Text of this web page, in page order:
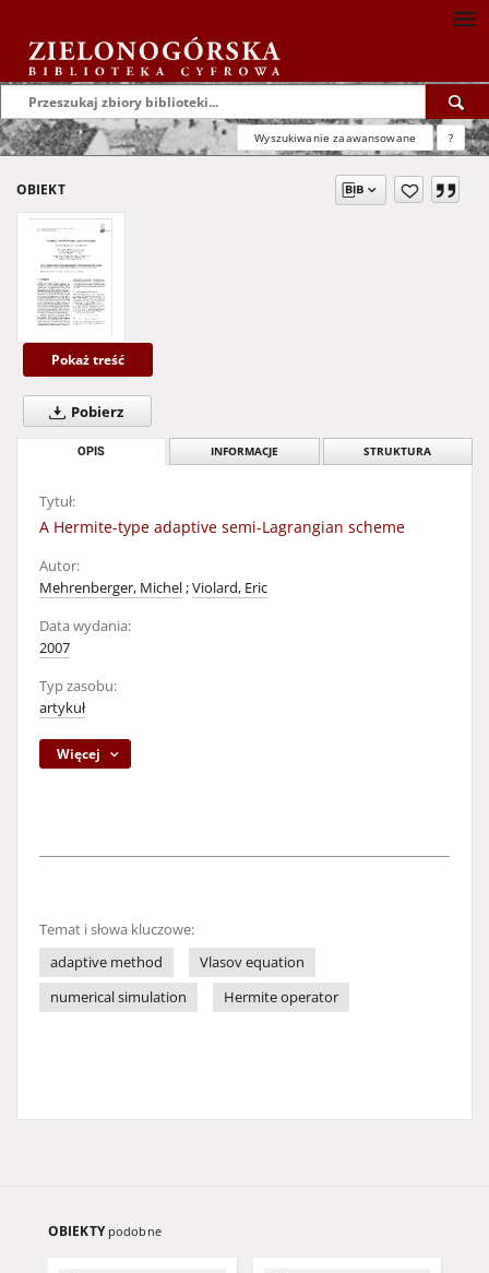
Wyszukiwanie zaawansowane ?
OBIEKT
Pokaż treść
Pobierz
OPIS INFORMACJE STRUKTURA
Tytuł:
A Hermite-type adaptive semi-Lagrangian scheme
Autor:
Mehrenberger, Michel;Violard, Eric
Data wydania:
2007
Typ zasobu:
artykuł
Więcej
Temat i słowa kluczowe:
adaptive method
Vlasov equation
numerical simulation
Hermite operator
OBIEKTY podobne